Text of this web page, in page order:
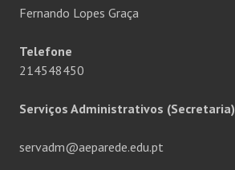
Fernando Lopes Graça
Telefone
214548450
Serviços Administrativos (Secretaria)
servadm@aeparede.edu.pt